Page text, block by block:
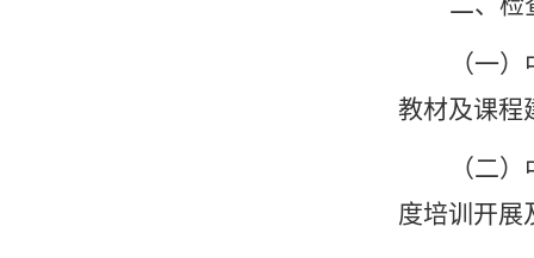
（一
教材及课程
（二
度培训开展